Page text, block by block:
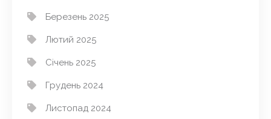
Березень 2025
Лютий 2025
Січень 2025
Грудень 2024
Листопад 2024